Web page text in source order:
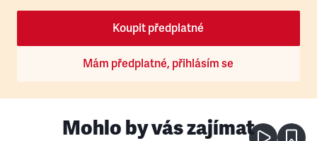
Koupit předplatné
Mám předplatné, přihlásím se
Mohlo by vás zajímat